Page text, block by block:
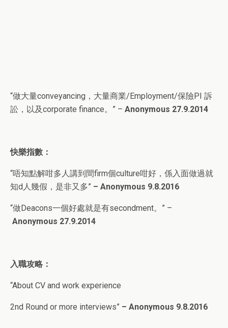
“做大量conveyancing，大量商業/Employment/保險PI 訴
訟，以及corporate finance。” – Anonymous 27.9.2014
快樂指數：
“唔知點解咁多人講到間firm個culture咁好，係入面做過就
知d人幾假，是非又多” – Anonymous 9.8.2016
“做Deacons一個好處就是有secondment。” –
Anonymous 27.9.2014
入職攻略：
“About CV and work experience
2nd Round or more interviews” – Anonymous 9.8.2016